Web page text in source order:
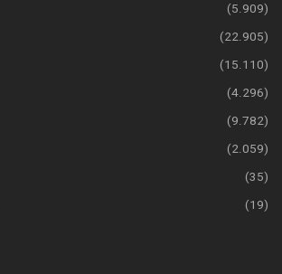
(5.909)
(22.905)
(15.110)
(4.296)
(9.782)
(2.059)
(35)
(19)